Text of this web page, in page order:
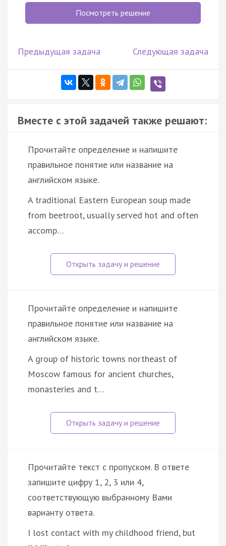
Посмотреть решение
Предыдущая задача Следующая задача
Вместе с этой задачей также решают:
Прочитайте определение и напишите
правильное понятие или название на
английском языке.
A traditional Eastern European soup made
from beetroot, usually served hot and often
accomp…
Прочитайте определение и напишите
правильное понятие или название на
английском языке.
A group of historic towns northeast of
Moscow famous for ancient churches,
monasteries and t…
Прочитайте текст с пропуском. В ответе
запишите цифру 1, 2, 3 или 4,
соответствующую выбранному Вами
варианту ответа.
I lost contact with my childhood friend, but